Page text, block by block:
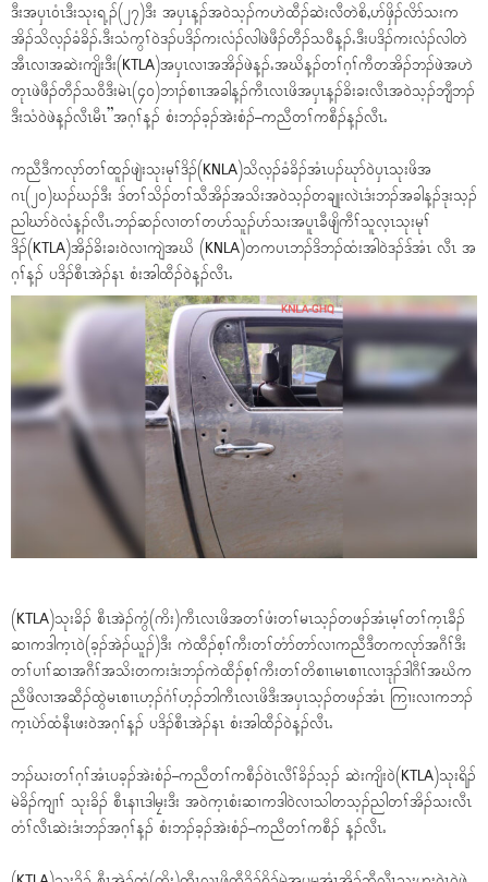
ဒီးအၦၤ၀ံၤဒီးသုးရ့ၣ်(၂၇)ဒီး အၦၤန့ၣ်အ၀ဲသ့ၣ်ကဟဲထီၣ်ဆဲးလီတဲစိ,ပာ်ဖှိၣ်လိာ်သးက
အိၣ်သိလ့ၣ်ခံခိၣ်ႉဒီးသံကွၢ်၀ဲဒၣ်ပဒိၣ်ကးလံၣ်လါဖဲဖီၣ်တီၣ်သ၀ီန့ၣ်ႉဒီးပဒိၣ်ကးလံၣ်လါတဲ
အီၤလၢအဆဲးကျိးဒီး(KTLA)အၦၤလၢအအိၣ်ဖဲန့ၣ်ႉအဃိန့ၣ်တၢ်ဂ့ၢ်ကီတအိၣ်ဘၣ်ဖဲအဟဲ
တုၤဖဲဖီၣ်တီၣ်သ၀ီဒီးမဲၤ(၄၀)ဘၢၣ်စၢၤအခါန့ၣ်ကီၤလၤဖိအၦၤန့ၣ်ခိးခးလီၤအ၀ဲသ့ၣ်ဘျီဘၣ်
ဒီးသံ၀ဲဖဲန့ၣ်လီၤမီၤ”အဂ့ၢ်န့ၣ် စံးဘၣ်ခ့ၣ်အဲးစံၣ်–ကညီတၢ်ကစီၣ်န့ၣ်လီၤႉ
ကညီဒီကလုာ်တၢ်ထူၣ်ဖျဲးသုးမုၢ်ဒိၣ်(KNLA)သိလ့ၣ်ခံခိၣ်အံၤပၣ်ဃုာ်၀ဲၦၤသုးဖိအ
ဂၤ(၂၀)ဃၣ်ဃၣ်ဒီး ဒ်တၢ်သိၣ်တၢ်သီအိၣ်အသိးအ၀ဲသ့ၣ်တချုးလဲၤဒံးဘၣ်အခါန့ၣ်ဒုးသ့ၣ်
ညါဃာ်၀ဲလံန့ၣ်လီၤႉဘၣ်ဆၣ်လၢတၢ်တပာ်သူၣ်ပာ်သးအပူၤခီဖျိကီၢ်သူလ့ၤသုးမုၢ်
ဒိၣ်(KTLA)အိၣ်ခိးခး၀ဲလၢကျဲအဃိ (KNLA)တကပၤဘၣ်ဒိဘၣ်ထံးအါ၀ဲဒၣ်ဒ်အံၤ လီၤ အ
ဂ့ၢ်န့ၣ် ပဒိၣ်စီၤအဲၣ်နၤ စံးအါထီၣ်၀ဲန့ၣ်လီၤႉ
(KTLA)သုးခိၣ် စီၤအဲၣ်ကွံ(ကိး)ကီၤလၤဖိအတၢ်ဖံးတၢ်မၤသ့ၣ်တဖၣ်အံၤမ့ၢ်တၢ်က့ၤခီၣ်
ဆၢကဒါက့ၤ၀ဲ(ခ့ၣ်အဲၣ်ယူၣ်)ဒီး ကဲထီၣ်စ့ၢ်ကီးတၢ်တံာ်တာ်လၢကညီဒီတကလုာ်အဂီၢ်ဒီး
တၢ်ပၢၢ်ဆၢအဂီၢ်အသိးတကးဒံးဘၣ်ကဲထီၣ်စ့ၢ်ကီးတၢ်တိစၢၤမၤစၢၤလၢဒုၣ်ဒါဂီၢ်အဃိက
ညီဖိလၢအဆီၣ်ထွဲမၤစၢၤဟ့ၣ်ဂံၢ်ဟ့ၣ်ဘါကီၤလၤဖိဒီးအၦၤသ့ၣ်တဖၣ်အံၤ ကြၢးလၢကဘၣ်
က့ၤပဲာ်ထံနီၤဖး၀ဲအဂ့ၢ်န့ၣ် ပဒိၣ်စီၤအဲၣ်နၤ စံးအါထီၣ်၀ဲန့ၣ်လီၤႉ
ဘၣ်ဃးတၢ်ဂ့ၢ်အံၤပခ့ၣ်အဲးစံၣ်–ကညီတၢ်ကစီၣ်၀ဲၤလီၢ်ခိၣ်သ့ၣ် ဆဲးကျိး၀ဲ(KTLA)သုးရိၣ်
မဲခိၣ်ကျၢၢ် သုးခိၣ် စီၤနၢၤဒါမၠးဒီး အ၀ဲက့ၤစံးဆၢကဒါ၀ဲလၢသါတသ့ၣ်ညါတၢ်အိၣ်သးလီၤ
တံၢ်လီၤဆဲးဒံးဘၣ်အဂ့ၢ်န့ၣ် စံးဘၣ်ခ့ၣ်အဲးစံၣ်–ကညီတၢ်ကစီၣ် န့ၣ်လီၤႉ